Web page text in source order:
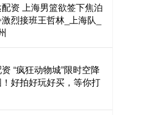
资 上海男篮欲签下焦泊
烈接班王哲林_上海队_
“疯狂动物城”限时空降
！好拍好玩好买，等你打